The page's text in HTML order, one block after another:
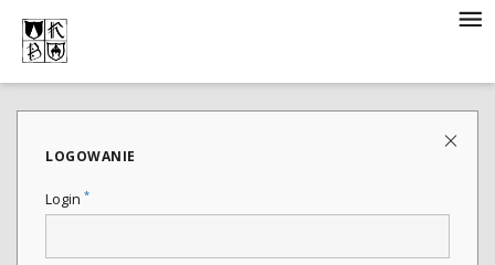
LOGOWANIE
Login *